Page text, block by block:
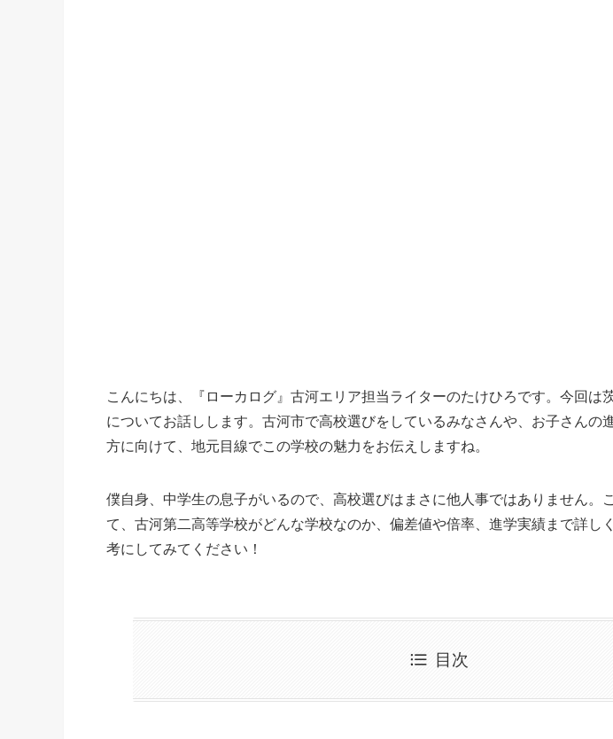
こんにちは、『ローカログ』古河エリア担当ライターのたけひろです。今回は
についてお話しします。古河市で高校選びをしているみなさんや、お子さんの
方に向けて、地元目線でこの学校の魅力をお伝えしますね。
僕自身、中学生の息子がいるので、高校選びはまさに他人事ではありません。
て、古河第二高等学校がどんな学校なのか、偏差値や倍率、進学実績まで詳し
考にしてみてください！
目次